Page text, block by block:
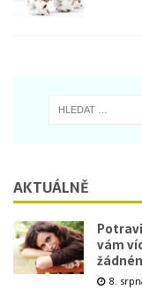
AKTUÁLNĚ
vám
8.